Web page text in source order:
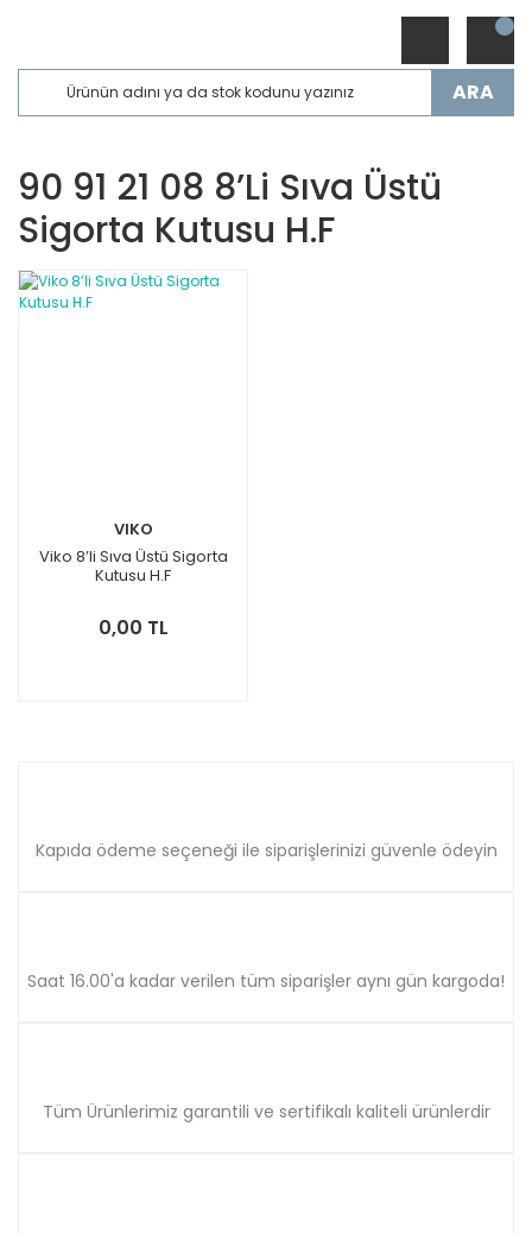
ARA
90 91 21 08 8’li Sıva Üstü
Sigorta Kutusu H.f
VIKO
Viko 8’li Sıva Üstü Sigorta
Kutusu H.F
0,00 TL
Kapıda ödeme seçeneği ile siparişlerinizi güvenle ödeyin
Saat 16.00'a kadar verilen tüm siparişler aynı gün kargoda!
Tüm Ürünlerimiz garantili ve sertifikalı kaliteli ürünlerdir